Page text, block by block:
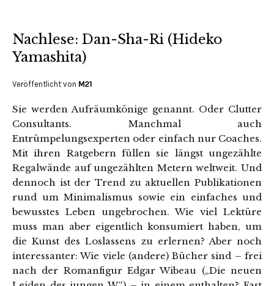
Nachlese: Dan-Sha-Ri (Hideko
Yamashita)
Veröffentlicht von M21
Sie werden Aufräumkönige genannt. Oder Clutter
Consultants. Manchmal auch
Entrümpelungsexperten oder einfach nur Coaches.
Mit ihren Ratgebern füllen sie längst ungezählte
Regalwände auf ungezählten Metern weltweit. Und
dennoch ist der Trend zu aktuellen Publikationen
rund um Minimalismus sowie ein einfaches und
bewusstes Leben ungebrochen. Wie viel Lektüre
muss man aber eigentlich konsumiert haben, um
die Kunst des Loslassens zu erlernen? Aber noch
interessanter: Wie viele (andere) Bücher sind – frei
nach der Romanfigur Edgar Wibeau („Die neuen